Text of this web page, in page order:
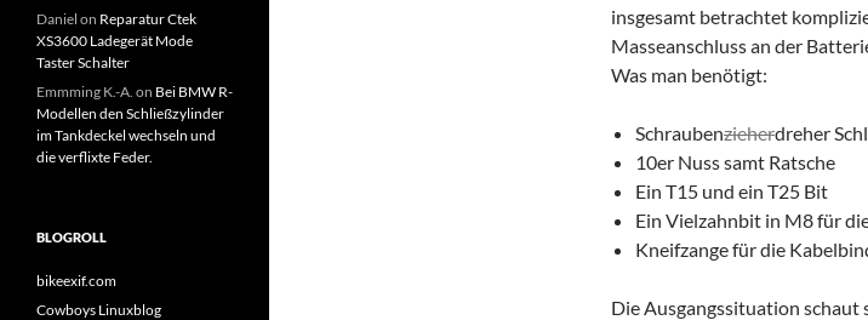
insgesamt betrachtet
Masseanschluss an der
Was man benötigt:
Schraubenzieherdreher
10er Nuss samt Ratsche
Ein T15 und ein T25 Bit
Ein Vielzahnbit in M8 für
Kneifzange für die
Die Ausgangssituation schaut
Daniel on Reparatur Ctek
XS3600 Ladegerät Mode
Taster Schalter
Emmming K.-A. on Bei BMW R-
Modellen den Schließzylinder
im Tankdeckel wechseln und
die verflixte Feder.
BLOGROLL
bikeexif.com
Cowboys Linuxblog